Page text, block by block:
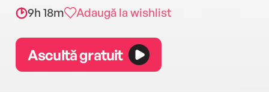
9h 18m Adaugă la wishlist
Ascultă gratuit